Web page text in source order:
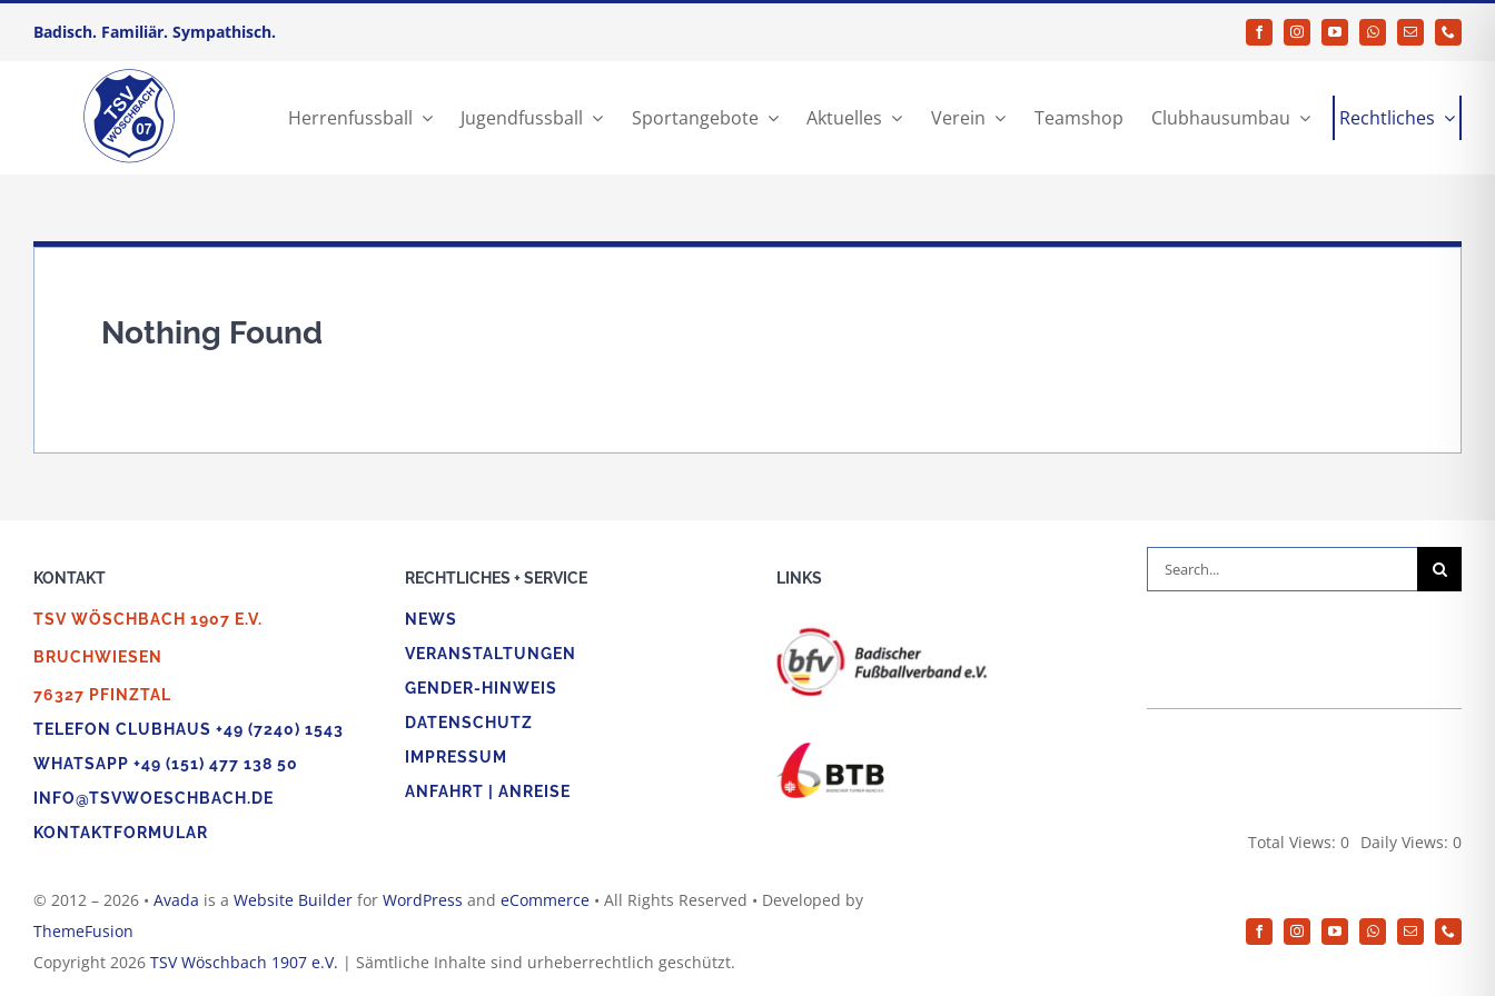
Inhalt
Badisch. Familiär. Sympathisch.
Herrenfussball Jugendfussball Sportangebote Aktuelles Verein Teamshop Clubhausumbau Rechtliches
Nothing Found
KONTAKT
TSV WÖSCHBACH 1907 E.V.
BRUCHWIESEN
76327 PFINZTAL
TELEFON CLUBHAUS +49 (7240) 1543
WHATSAPP +49 (151) 477 138 50
INFO@TSVWOESCHBACH.DE
KONTAKTFORMULAR
RECHTLICHES + SERVICE
NEWS
VERANSTALTUNGEN
GENDER-HINWEIS
DATENSCHUTZ
IMPRESSUM
ANFAHRT | ANREISE
LINKS
Suche
nach:
Total Views: 0 Daily Views: 0
© 2012 – 2026 • Avada is a Website Builderfor WordPress and eCommerce• All Rights Reserved • Developed by
ThemeFusion
Copyright 2026 TSV Wöschbach 1907 e.V. | Sämtliche Inhalte sind urheberrechtlich geschützt.